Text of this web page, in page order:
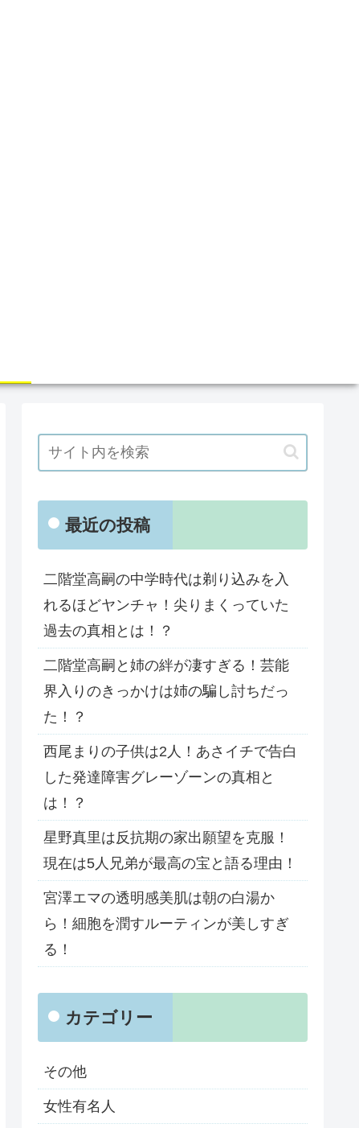
最近の投稿
二階堂高嗣の中学時代は剃り込みを入
れるほどヤンチャ！尖りまくっていた
過去の真相とは！？
二階堂高嗣と姉の絆が凄すぎる！芸能
界入りのきっかけは姉の騙し討ちだっ
た！？
西尾まりの子供は2人！あさイチで告白
した発達障害グレーゾーンの真相と
は！？
星野真里は反抗期の家出願望を克服！
現在は5人兄弟が最高の宝と語る理由！
宮澤エマの透明感美肌は朝の白湯か
ら！細胞を潤すルーティンが美しすぎ
る！
カテゴリー
その他
女性有名人